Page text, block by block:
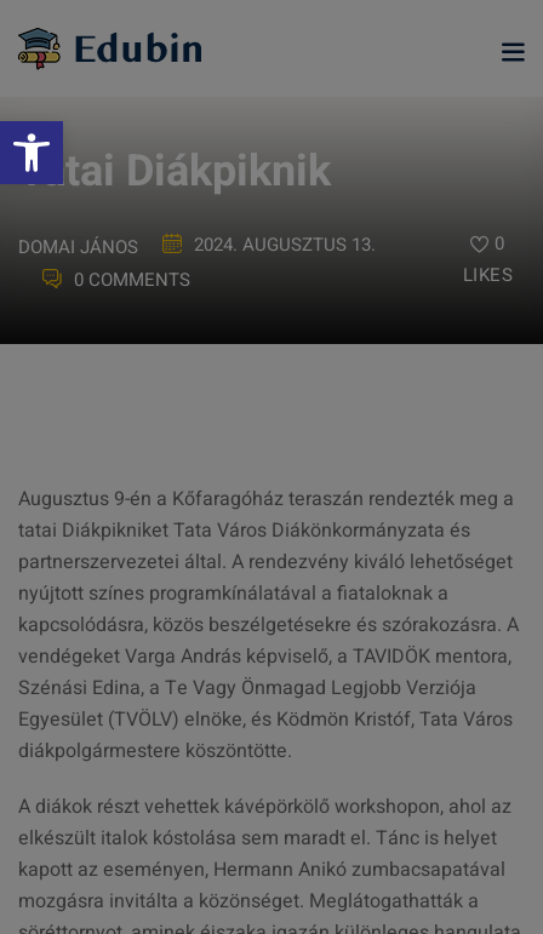
Eszköztár megnyitása
content
Tatai Diákpiknik
DOMAI JÁNOS
2024. AUGUSZTUS 13.
0 COMMENTS
0
LIKES
Augusztus 9-én a Kőfaragóház teraszán rendezték meg a
tatai Diákpikniket Tata Város Diákönkormányzata és
partnerszervezetei által. A rendezvény kiváló lehetőséget
nyújtott színes programkínálatával a fiataloknak a
kapcsolódásra, közös beszélgetésekre és szórakozásra. A
vendégeket Varga András képviselő, a TAVIDÖK mentora,
Szénási Edina, a Te Vagy Önmagad Legjobb Verziója
Egyesület (TVÖLV) elnöke, és Ködmön Kristóf, Tata Város
diákpolgármestere köszöntötte.
A diákok részt vehettek kávépörkölő workshopon, ahol az
elkészült italok kóstolása sem maradt el. Tánc is helyet
kapott az eseményen, Hermann Anikó zumbacsapatával
mozgásra invitálta a közönséget. Meglátogathatták a